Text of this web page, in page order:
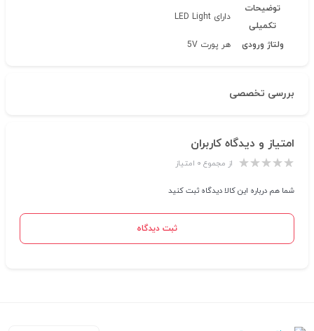
توضیحات
تکمیلی
دارای LED Light
ولتاژ ورودی هر پورت 5V
بررسی تخصصی
امتیاز و دیدگاه کاربران
از مجموع ۰ امتیاز
شما هم درباره این کالا دیدگاه ثبت کنید
ثبت دیدگاه